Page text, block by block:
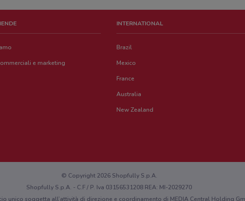
e marketing
INTERNATIONAL
Brazil
Mexico
France
Australia
New Zealand
© Copyright 2026 Shopfully S.p.A.
Shopfully S.p.A. - C.F / P. Iva 03156531208 REA: MI-2029270
unico soggetta all’attività di direzione e coordinamento di MEDIA Central Holding